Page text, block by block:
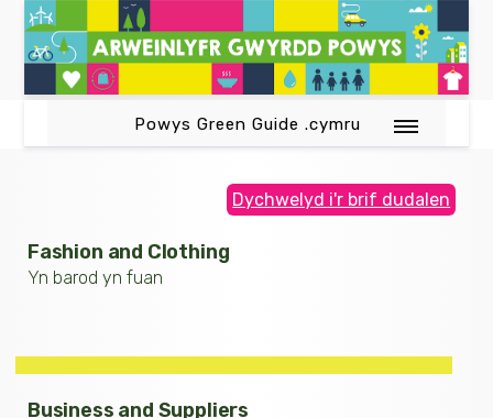
Powys Green Guide .cymru
Dychwelyd i'r brif dudalen
Fashion and Clothing
Yn barod yn fuan
Business and Suppliers